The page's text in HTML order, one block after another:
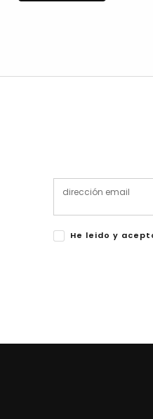
He leido y